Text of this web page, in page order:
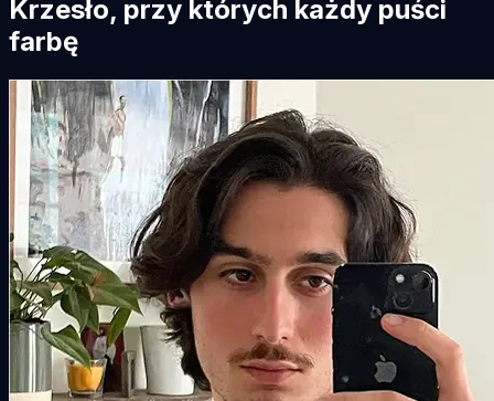
Krzesło, przy których każdy puści
farbę